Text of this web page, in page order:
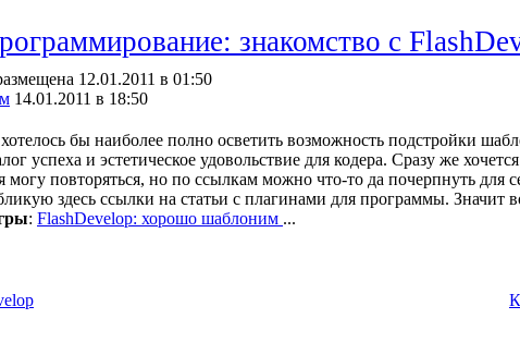
знакомство с
12.01.2011 в 01:50
14.01.2011 в 18:50
бы наиболее полно осветить возможность подстройки
успеха и эстетическое удовольствие для кодера. Сразу же
могу повторяться, но по ссылкам можно что-то да почерпнуть для
здесь ссылки на статьи с плагинами для программы. Значит
: FlashDevelop: хорошо шаблоним ...